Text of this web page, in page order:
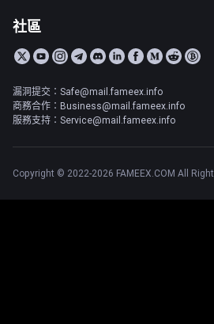
社區
漏洞提交：Safe@mail.fameex.info
商務合作：Business@mail.fameex.info
服務支持：Service@mail.fameex.info
Copyright © 2022-2026 FAMEEX.COM All